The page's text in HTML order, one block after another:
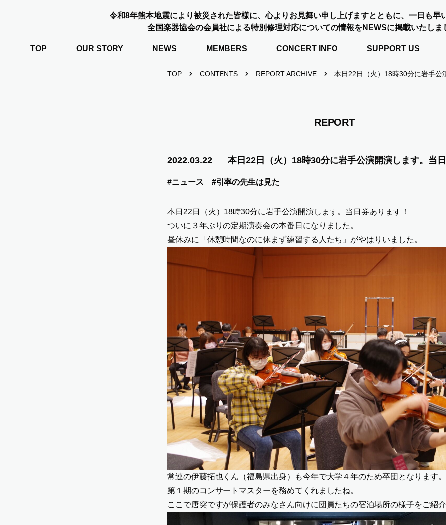
令和8年熊本地震により被災された皆様に、心よりお見舞い申し上げますとともに、一日も早
全国楽器協会の会員社による特別修理対応についての情報をNEWSに掲載いたしま
TOP OUR STORY NEWS MEMBERS CONCERT INFO SUPPORT US
TOP CONTENTS REPORT ARCHIVE 本日22日（火）18時30分に岩手公
REPORT
2022.03.22 本日22日（火）18時30分に岩手公演開演します。当
#ニュース #引率の先生は見た
本日22日（火）18時30分に岩手公演開演します。当日券あります！
ついに３年ぶりの定期演奏会の本番日になりました。
昼休みに「休憩時間なのに休まず練習する人たち」がやはりいました。
常連の伊藤拓也くん（福島県出身）も今年で大学４年のため卒団となります。
第１期のコンサートマスターを務めてくれましたね。
ここで唐突ですが保護者のみなさん向けに団員たちの宿泊場所の様子をご紹